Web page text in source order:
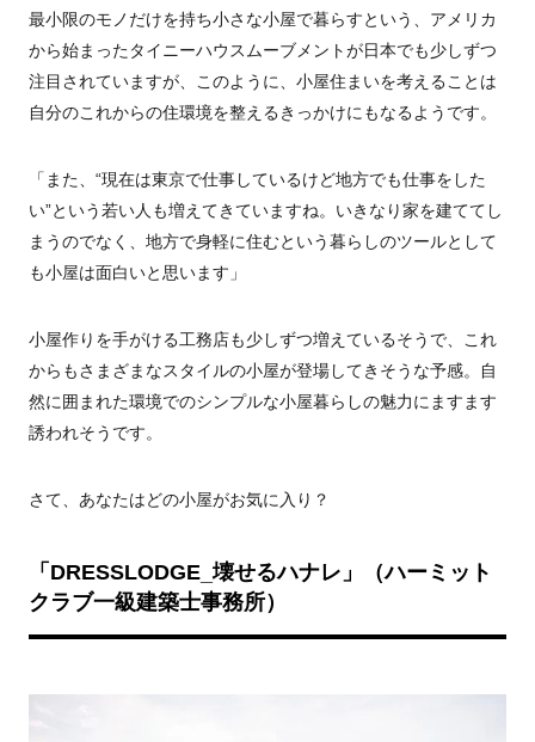
最小限のモノだけを持ち小さな小屋で暮らすという、アメリカ
から始まったタイニーハウスムーブメントが日本でも少しずつ
注目されていますが、このように、小屋住まいを考えることは
自分のこれからの住環境を整えるきっかけにもなるようです。
「また、“現在は東京で仕事しているけど地方でも仕事をした
い”という若い人も増えてきていますね。いきなり家を建ててし
まうのでなく、地方で身軽に住むという暮らしのツールとして
も小屋は面白いと思います」
小屋作りを手がける工務店も少しずつ増えているそうで、これ
からもさまざまなスタイルの小屋が登場してきそうな予感。自
然に囲まれた環境でのシンプルな小屋暮らしの魅力にますます
誘われそうです。
さて、あなたはどの小屋がお気に入り？
「DRESSLODGE_壊せるハナレ」（ハーミット
クラブ一級建築士事務所）